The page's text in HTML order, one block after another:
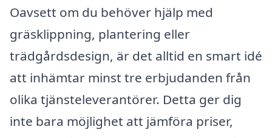
Oavsett om du behöver hjälp med
gräsklippning, plantering eller
trädgårdsdesign, är det alltid en smart idé
att inhämtar minst tre erbjudanden från
olika tjänsteleverantörer. Detta ger dig
inte bara möjlighet att jämföra priser,